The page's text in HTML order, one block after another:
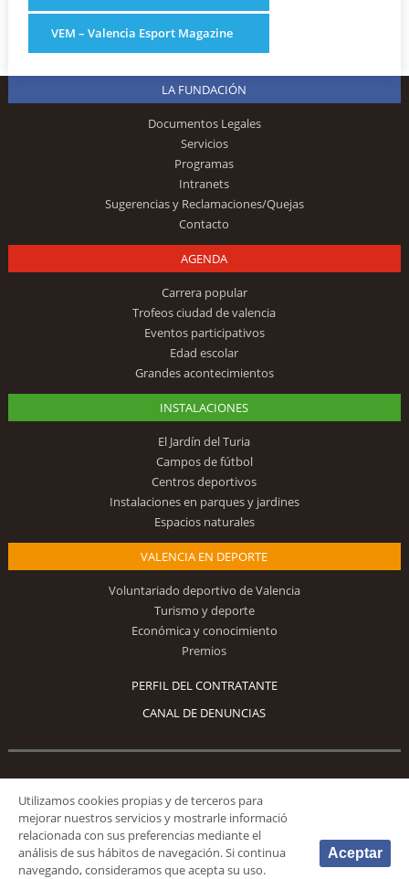
VEM – Valencia Esport Magazine
LA FUNDACIÓN
Documentos Legales
Servicios
Programas
Intranets
Sugerencias y Reclamaciones/Quejas
Contacto
AGENDA
Carrera popular
Trofeos ciudad de valencia
Eventos participativos
Edad escolar
Grandes acontecimientos
INSTALACIONES
El Jardín del Turia
Campos de fútbol
Centros deportivos
Instalaciones en parques y jardines
Espacios naturales
VALENCIA EN DEPORTE
Voluntariado deportivo de Valencia
Turismo y deporte
Económica y conocimiento
Premios
PERFIL DEL CONTRATANTE
CANAL DE DENUNCIAS
Síguenos
Utilizamos cookies propias y de terceros para
mejorar nuestros servicios y mostrarle informació
relacionada con sus preferencias mediante el
análisis de sus hábitos de navegación. Si continua
navegando, consideramos que acepta su uso.
Aceptar